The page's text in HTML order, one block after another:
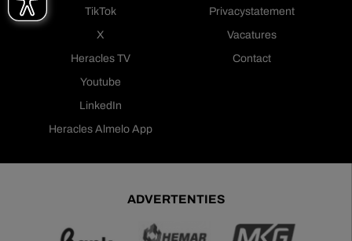
TikTok
X
Heracles TV
Youtube
LinkedIn
Heracles Almelo App
Privacystatement
Vacatures
Contact
ADVERTENTIES